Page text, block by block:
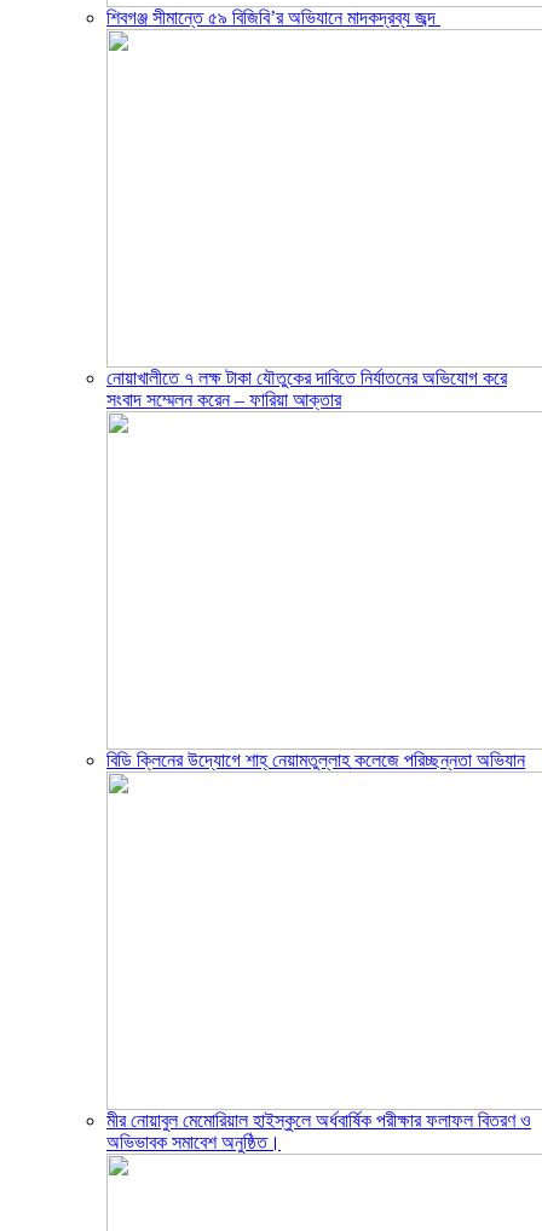
শিবগঞ্জ সীমান্তে ৫৯ বিজিবি’র অভিযানে মাদকদ্রব্য জব্দ ​
নোয়াখালীতে ৭ লক্ষ টাকা যৌতুকের দাবিতে নির্যাতনের অভিযোগ করে
সংবাদ সম্মেলন করেন – ফারিয়া আক্তার
বিডি ক্লিনের উদ্যোগে শাহ্ নেয়ামতুল্লাহ কলেজে পরিচ্ছন্নতা অভিযান
মীর নোয়াবুল মেমোরিয়াল হাইস্কুলে অর্ধবার্ষিক পরীক্ষার ফলাফল বিতরণ ও
অভিভাবক সমাবেশ অনুষ্ঠিত।